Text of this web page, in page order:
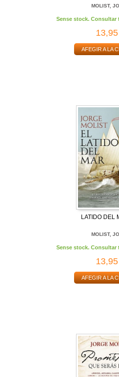
MOLIST,
Sense stock. Consultar
AFEGIR A LA
LATIDO DEL
MOLIST,
Sense stock. Consultar
AFEGIR A LA